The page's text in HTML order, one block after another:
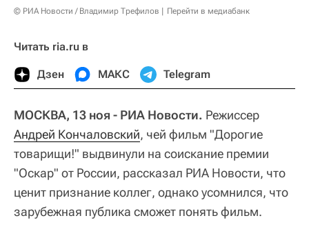
© РИА Новости / Владимир Трефилов Перейти в медиабанк
Читать ria.ru в
Дзен МАКС Telegram
МОСКВА, 13 ноя - РИА Новости. Режиссер
Андрей Кончаловский, чей фильм "Дорогие
товарищи!" выдвинули на соискание премии
"Оскар" от России, рассказал РИА Новости, что
ценит признание коллег, однако усомнился, что
зарубежная публика сможет понять фильм.